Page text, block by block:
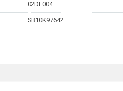
02DL004
SB10K97642